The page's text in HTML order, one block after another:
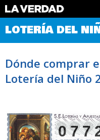
Comprobar Loteria del Niño
Premios
Noticias
Datos
LOTERÍA DEL
Dónde comprar
Lotería del Niño